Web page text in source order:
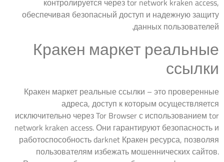
обеспечивая безопасный доступ и надежную защиту
данных пользователей.
Кракен маркет реальные
ссылки
Кракен маркет реальные ссылки – это проверенные
адреса, доступ к которым осуществляется
исключительно через Tor Browser с использованием tor
network kraken access. Они гарантируют безопасность и
работоспособность darknet Кракен ресурса, позволяя
пользователям избежать мошеннических сайтов.